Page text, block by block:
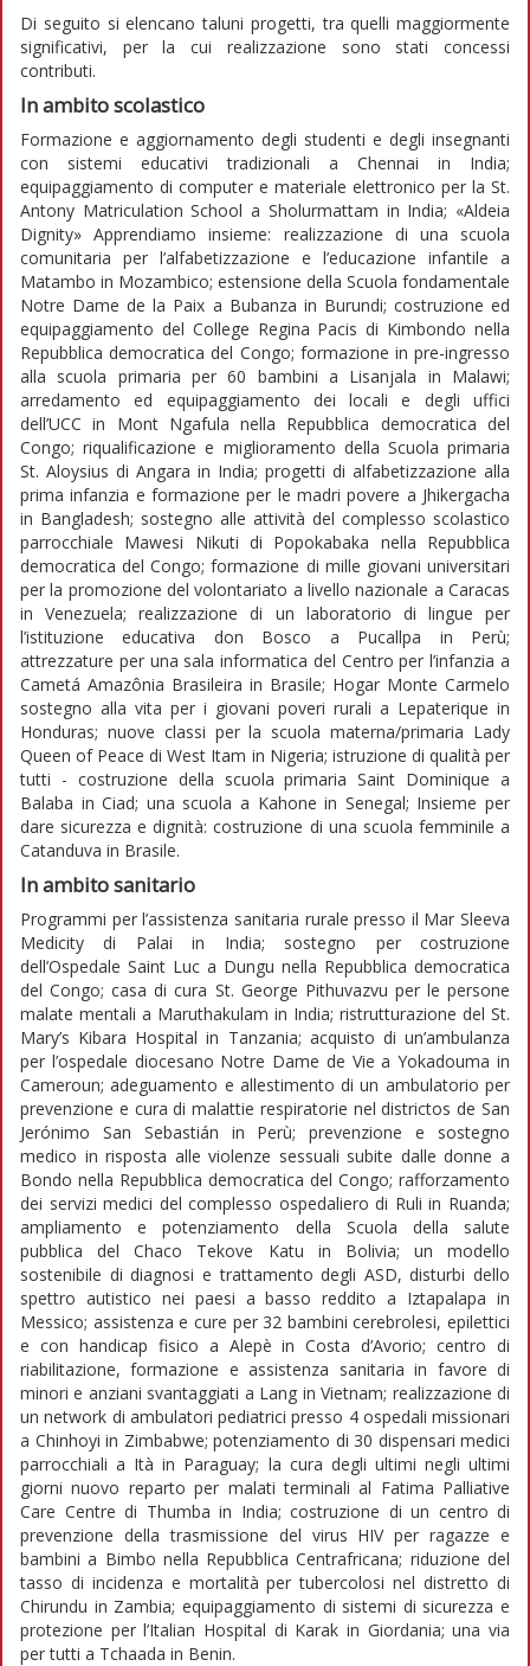
Di seguito si elencano taluni progetti, tra quelli maggiormente
significativi, per la cui realizzazione sono stati concessi
contributi.
In ambito scolastico
Formazione e aggiornamento degli studenti e degli insegnanti
con sistemi educativi tradizionali a Chennai in India;
equipaggiamento di computer e materiale elettronico per la St.
Antony Matriculation School a Sholurmattam in India; «Aldeia
Dignity» Apprendiamo insieme: realizzazione di una scuola
comunitaria per l’alfabetizzazione e l’educazione infantile a
Matambo in Mozambico; estensione della Scuola fondamentale
Notre Dame de la Paix a Bubanza in Burundi; costruzione ed
equipaggiamento del College Regina Pacis di Kimbondo nella
Repubblica democratica del Congo; formazione in pre-ingresso
alla scuola primaria per 60 bambini a Lisanjala in Malawi;
arredamento ed equipaggiamento dei locali e degli uffici
dell’UCC in Mont Ngafula nella Repubblica democratica del
Congo; riqualificazione e miglioramento della Scuola primaria
St. Aloysius di Angara in India; progetti di alfabetizzazione alla
prima infanzia e formazione per le madri povere a Jhikergacha
in Bangladesh; sostegno alle attività del complesso scolastico
parrocchiale Mawesi Nikuti di Popokabaka nella Repubblica
democratica del Congo; formazione di mille giovani universitari
per la promozione del volontariato a livello nazionale a Caracas
in Venezuela; realizzazione di un laboratorio di lingue per
l’istituzione educativa don Bosco a Pucallpa in Perù;
attrezzature per una sala informatica del Centro per l’infanzia a
Cametá Amazônia Brasileira in Brasile; Hogar Monte Carmelo
sostegno alla vita per i giovani poveri rurali a Lepaterique in
Honduras; nuove classi per la scuola materna/primaria Lady
Queen of Peace di West Itam in Nigeria; istruzione di qualità per
tutti - costruzione della scuola primaria Saint Dominique a
Balaba in Ciad; una scuola a Kahone in Senegal; Insieme per
dare sicurezza e dignità: costruzione di una scuola femminile a
Catanduva in Brasile.
In ambito sanitario
Programmi per l’assistenza sanitaria rurale presso il Mar Sleeva
Medicity di Palai in India; sostegno per costruzione
dell’Ospedale Saint Luc a Dungu nella Repubblica democratica
del Congo; casa di cura St. George Pithuvazvu per le persone
malate mentali a Maruthakulam in India; ristrutturazione del St.
Mary’s Kibara Hospital in Tanzania; acquisto di un’ambulanza
per l’ospedale diocesano Notre Dame de Vie a Yokadouma in
Cameroun; adeguamento e allestimento di un ambulatorio per
prevenzione e cura di malattie respiratorie nel districtos de San
Jerónimo San Sebastián in Perù; prevenzione e sostegno
medico in risposta alle violenze sessuali subite dalle donne a
Bondo nella Repubblica democratica del Congo; rafforzamento
dei servizi medici del complesso ospedaliero di Ruli in Ruanda;
ampliamento e potenziamento della Scuola della salute
pubblica del Chaco Tekove Katu in Bolivia; un modello
sostenibile di diagnosi e trattamento degli ASD, disturbi dello
spettro autistico nei paesi a basso reddito a Iztapalapa in
Messico; assistenza e cure per 32 bambini cerebrolesi, epilettici
e con handicap fisico a Alepè in Costa d’Avorio; centro di
riabilitazione, formazione e assistenza sanitaria in favore di
minori e anziani svantaggiati a Lang in Vietnam; realizzazione di
un network di ambulatori pediatrici presso 4 ospedali missionari
a Chinhoyi in Zimbabwe; potenziamento di 30 dispensari medici
parrocchiali a Ità in Paraguay; la cura degli ultimi negli ultimi
giorni nuovo reparto per malati terminali al Fatima Palliative
Care Centre di Thumba in India; costruzione di un centro di
prevenzione della trasmissione del virus HIV per ragazze e
bambini a Bimbo nella Repubblica Centrafricana; riduzione del
tasso di incidenza e mortalità per tubercolosi nel distretto di
Chirundu in Zambia; equipaggiamento di sistemi di sicurezza e
protezione per l’Italian Hospital di Karak in Giordania; una via
per tutti a Tchaada in Benin.